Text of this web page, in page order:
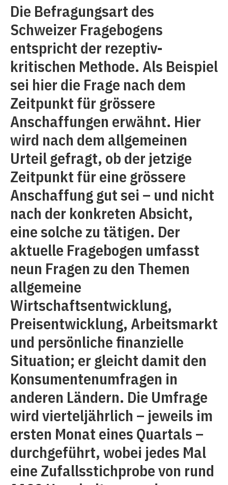
Die Befragungsart des
Schweizer Fragebogens
entspricht der rezeptiv-
kritischen Methode. Als Beispiel
sei hier die Frage nach dem
Zeitpunkt für grössere
Anschaffungen erwähnt. Hier
wird nach dem allgemeinen
Urteil gefragt, ob der jetzige
Zeitpunkt für eine grössere
Anschaffung gut sei – und nicht
nach der konkreten Absicht,
eine solche zu tätigen. Der
aktuelle Fragebogen umfasst
neun Fragen zu den Themen
allgemeine
Wirtschaftsentwicklung,
Preisentwicklung, Arbeitsmarkt
und persönliche finanzielle
Situation; er gleicht damit den
Konsumentenumfragen in
anderen Ländern. Die Umfrage
wird vierteljährlich – jeweils im
ersten Monat eines Quartals –
durchgeführt, wobei jedes Mal
eine Zufallsstichprobe von rund